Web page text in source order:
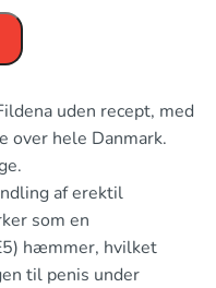
uden recept, med
over hele Danmark.
af erektil
som en
hæmmer, hvilket
til penis under